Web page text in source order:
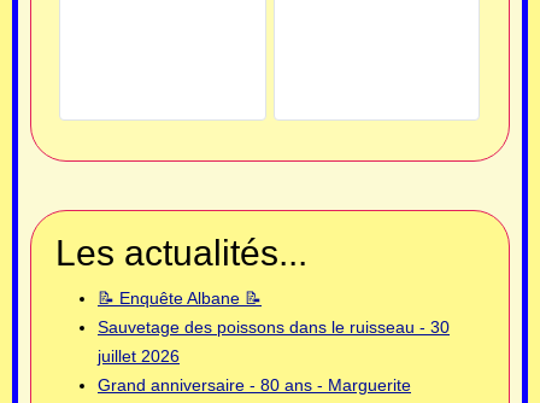
Les actualités...
📝 Enquête Albane 📝
Sauvetage des poissons dans le ruisseau - 30
juillet 2026
Grand anniversaire - 80 ans - Marguerite